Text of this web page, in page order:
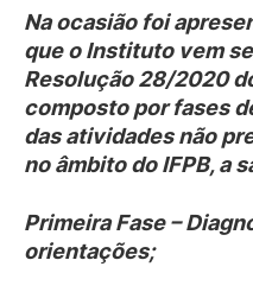
Na ocasião foi
que o Instituto vem
Resolução 28/2020
composto por fases
das atividades não
no âmbito do IFPB, a
Primeira Fase –
orientações;